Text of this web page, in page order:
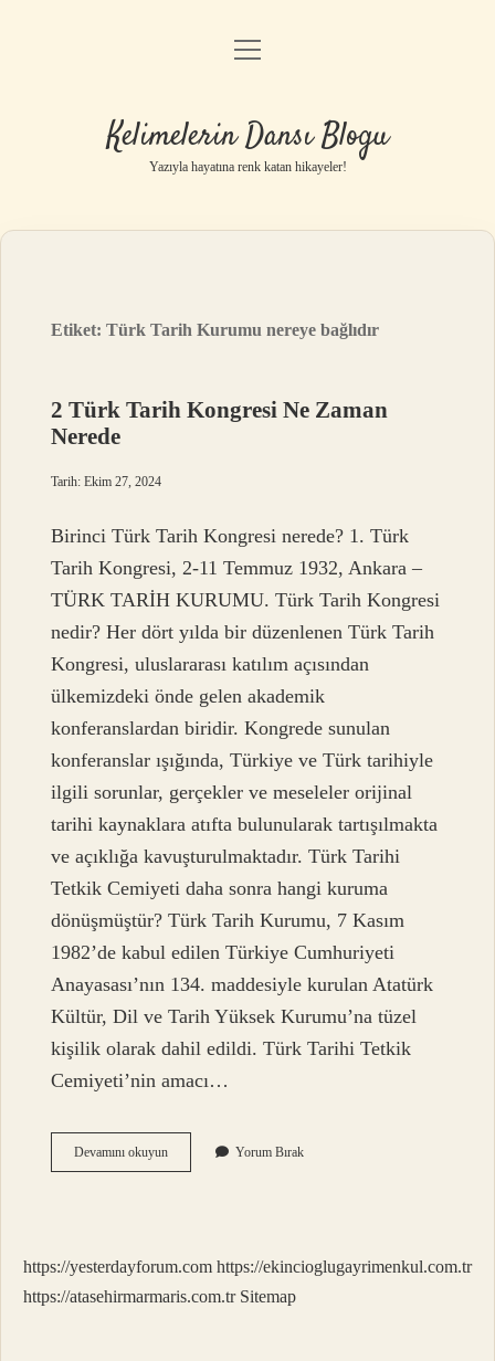
Anasayfa
Yasal Uyarı
menüyü
Kelimelerin Dansı Blogu
Yazıyla hayatına renk katan hikayeler!
Etiket:Türk Tarih Kurumu nereye bağlıdır
2 Türk Tarih Kongresi Ne Zaman
Nerede
Tarih: Ekim 27, 2024
Birinci Türk Tarih Kongresi nerede? 1. Türk
Tarih Kongresi, 2-11 Temmuz 1932, Ankara –
TÜRK TARİH KURUMU. Türk Tarih Kongresi
nedir? Her dört yılda bir düzenlenen Türk Tarih
Kongresi, uluslararası katılım açısından
ülkemizdeki önde gelen akademik
konferanslardan biridir. Kongrede sunulan
konferanslar ışığında, Türkiye ve Türk tarihiyle
ilgili sorunlar, gerçekler ve meseleler orijinal
tarihi kaynaklara atıfta bulunularak tartışılmakta
ve açıklığa kavuşturulmaktadır. Türk Tarihi
Tetkik Cemiyeti daha sonra hangi kuruma
dönüşmüştür? Türk Tarih Kurumu, 7 Kasım
1982’de kabul edilen Türkiye Cumhuriyeti
Anayasası’nın 134. maddesiyle kurulan Atatürk
Kültür, Dil ve Tarih Yüksek Kurumu’na tüzel
kişilik olarak dahil edildi. Türk Tarihi Tetkik
Cemiyeti’nin amacı…
Devamını okuyun2
Türk
Nerede
Yorum Bırak
https://yesterdayforum.com https://ekincioglugayrimenkul.com.tr
https://atasehirmarmaris.com.tr Sitemap